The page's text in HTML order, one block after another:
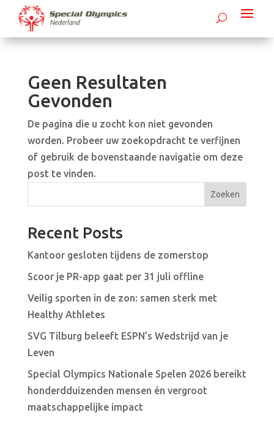
Geen Resultaten
Gevonden
De pagina die u zocht kon niet gevonden
worden. Probeer uw zoekopdracht te verfijnen
of gebruik de bovenstaande navigatie om deze
post te vinden.
Zoeken
Recent Posts
Kantoor gesloten tijdens de zomerstop
Scoor je PR-app gaat per 31 juli offline
Veilig sporten in de zon: samen sterk met
Healthy Athletes
SVG Tilburg beleeft ESPN’s Wedstrijd van je
Leven
Special Olympics Nationale Spelen 2026 bereikt
honderdduizenden mensen én vergroot
maatschappelijke impact